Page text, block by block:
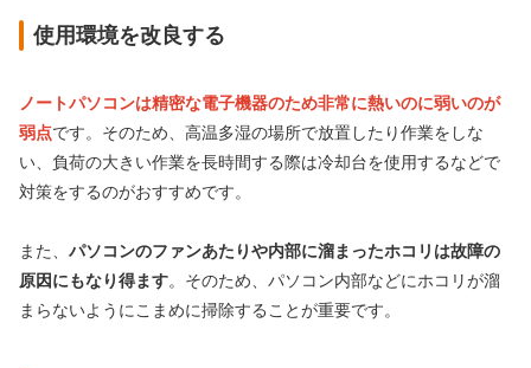
使用環境を改良する
ノートパソコンは精密な電子機器のため非常に熱いのに弱いのが
弱点です。そのため、高温多湿の場所で放置したり作業をしな
い、負荷の大きい作業を長時間する際は冷却台を使用するなどで
対策をするのがおすすめです。
また、 パソコンのファンあたりや内部に溜まったホコリは故障の
原因にもなり得ます。そのため、パソコン内部などにホコリが溜
まらないようにこまめに掃除することが重要です。